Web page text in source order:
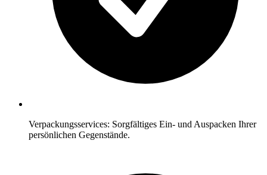
Verpackungsservices: Sorgfältiges Ein- und Auspacken Ihrer
persönlichen Gegenstände.